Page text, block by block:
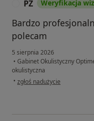
PZ Weryfikacja
Bardzo
polecam
5 sierpnia 2026
• Gabinet Okulistyczny
okulistyczna
• w opinii użytkownika PZ
zgłoś nadużycie